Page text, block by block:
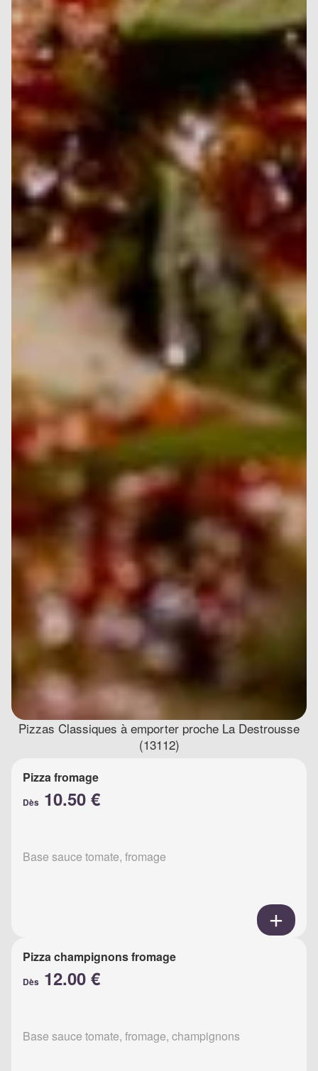
Pizzas Classiques à emporter proche La Destrousse
(13112)
Pizza fromage
Dès 10.50 €
Base sauce tomate, fromage
Pizza champignons fromage
Dès 12.00 €
Base sauce tomate, fromage, champignons